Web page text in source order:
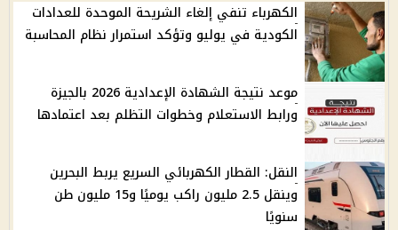
الكهرباء تنفي إلغاء الشريحة الموحدة للعدادات
الكودية في يوليو وتؤكد استمرار نظام المحاسبة
موعد نتيجة الشهادة الإعدادية 2026 بالجيزة
ورابط الاستعلام وخطوات التظلم بعد اعتمادها
النقل: القطار الكهربائي السريع يربط البحرين
وينقل 2.5 مليون راكب يوميًا و15 مليون طن
سنويًا